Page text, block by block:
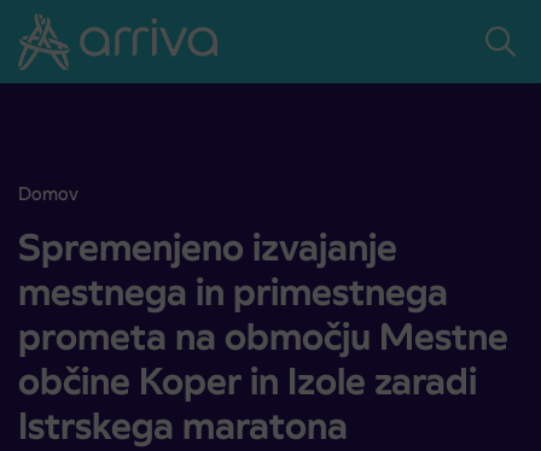
Skoči na vsebino
Domov
Spremenjeno izvajanje mestnega in primestnega prometa na
Spremenjeno izvajanje
mestnega in primestnega
prometa na območju Mestne
občine Koper in Izole zaradi
Istrskega maratona